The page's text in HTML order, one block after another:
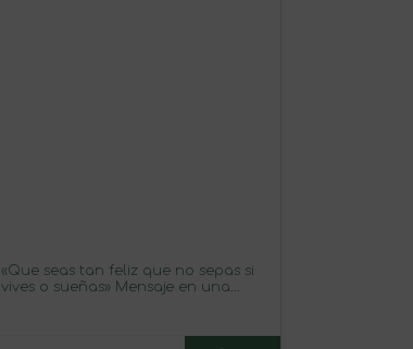
«Que seas tan feliz que no sepas si
vives o sueñas» Mensaje en una